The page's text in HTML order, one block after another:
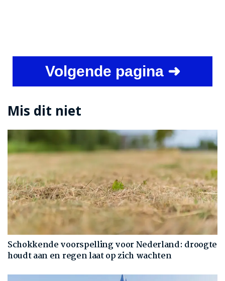
Volgende pagina ➜
Mis dit niet
Schokkende voorspelling voor Nederland: droogte
houdt aan en regen laat op zich wachten